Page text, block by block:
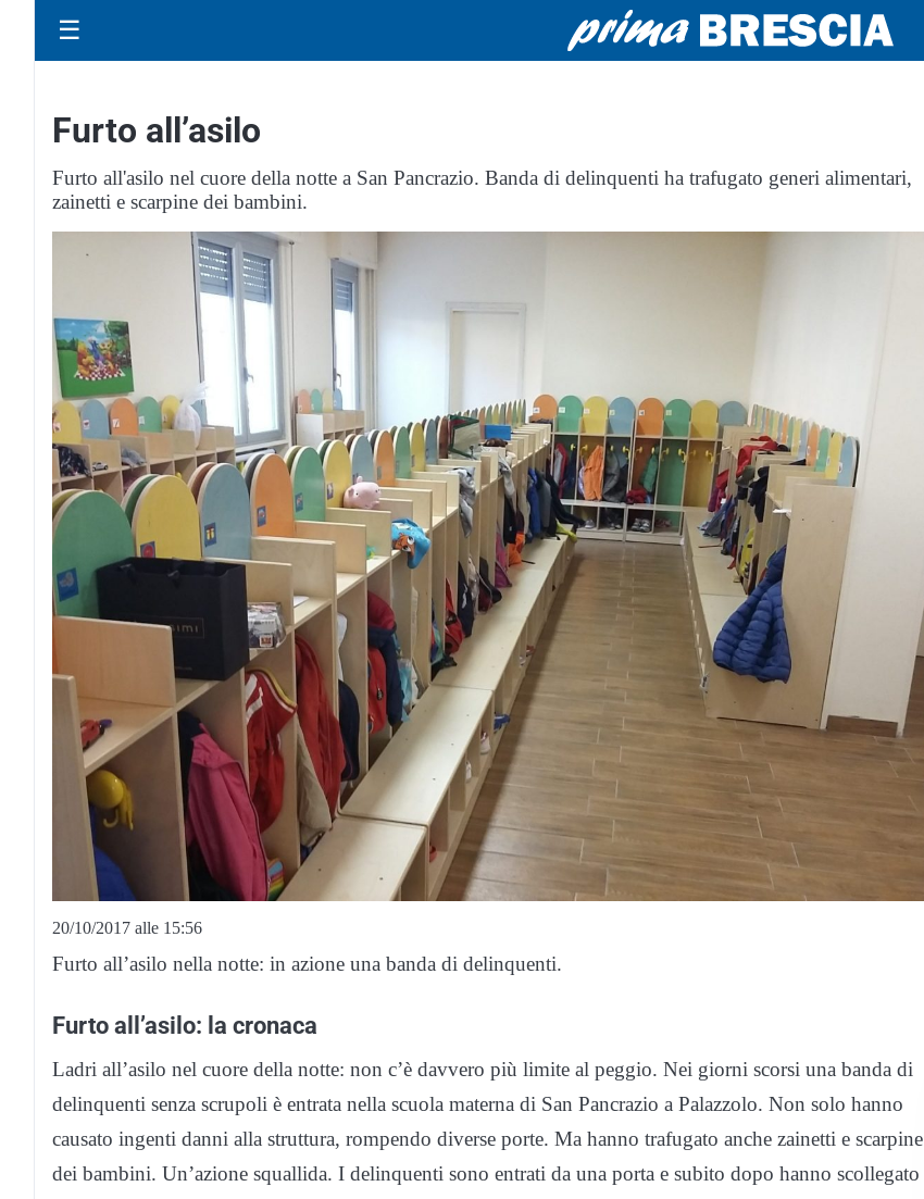
☰
Furto all’asilo
Furto all'asilo nel cuore della notte a San Pancrazio. Banda di delinquenti ha trafugato generi alimentari,
zainetti e scarpine dei bambini.
20/10/2017 alle 15:56
Furto all’asilo nella notte: in azione una banda di delinquenti.
Furto all’asilo: la cronaca
Ladri all’asilo nel cuore della notte: non c’è davvero più limite al peggio. Nei giorni scorsi una banda di
delinquenti senza scrupoli è entrata nella scuola materna di San Pancrazio a Palazzolo. Non solo hanno
causato ingenti danni alla struttura, rompendo diverse porte. Ma hanno trafugato anche zainetti e scarpine
dei bambini. Un’azione squallida. I delinquenti sono entrati da una porta e subito dopo hanno scollegato